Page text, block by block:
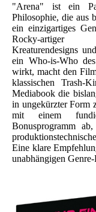
"Arena" ist ein
Philosophie, die aus
ein einzigartiges
Rocky-artiger
Kreaturendesigns
ein Who-is-Who des
wirkt, macht den
klassischen Trash-
Mediabook die
in ungekürzter Form
mit einem
Bonusprogramm
Eine klare
unabhängigen